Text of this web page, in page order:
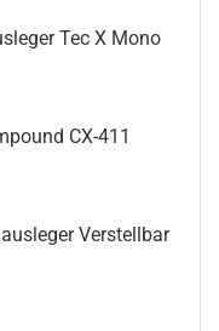
Tec X Mono
CX-411
Verstellbar